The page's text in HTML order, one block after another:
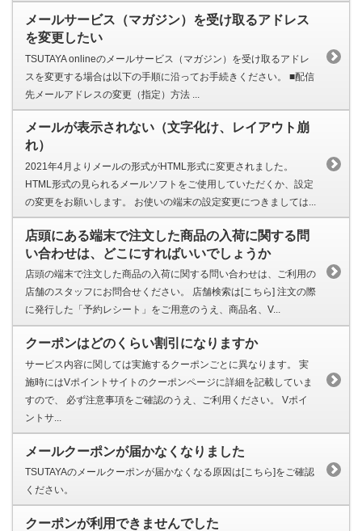
メールサービス（マガジン）を受け取るアドレス
を変更したい
TSUTAYA onlineのメールサービス（マガジン）を受け取るアドレ
スを変更する場合は以下の手順に沿ってお手続きください。 ■配信
先メールアドレスの変更（指定）方法 ...
メールが表示されない（文字化け、レイアウト崩
れ）
2021年4月よりメールの形式がHTML形式に変更されました。
HTML形式の見られるメールソフトをご使用していただくか、設定
の変更をお願いします。 お使いの端末の設定変更につきましては...
店頭にある端末で注文した商品の入荷に関する問
い合わせは、どこにすればいいでしょうか
店頭の端末で注文した商品の入荷に関する問い合わせは、ご利用の
店舗のスタッフにお問合せください。 店舗検索は[こちら] 注文の際
に発行した「予約レシート」をご用意のうえ、商品名、V...
クーポンはどのくらい割引になりますか
サービス内容に関しては実施するクーポンごとに異なります。 実
施時にはVポイントサイトのクーポンページに詳細を記載していま
すので、 必ず注意事項をご確認のうえ、ご利用ください。 Vポイ
ントサ...
メールクーポンが届かなくなりました
TSUTAYAのメールクーポンが届かなくなる原因は[こちら]をご確認
ください。
クーポンが利用できませんでした